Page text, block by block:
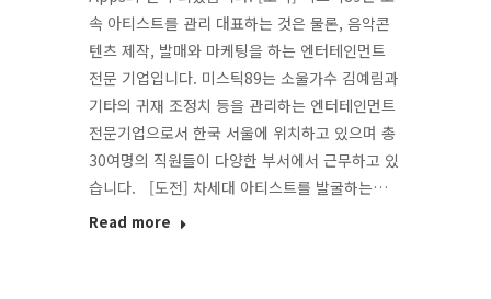
속 아티스트를 관리 대표하는 것은 물론, 음악콘
텐츠 제작, 발매와 마케팅을 하는 엔터테인먼트
전문 기업입니다. 미스틱89는 소울가수 김예림과
기타의 귀재 조정치 등을 관리하는 엔터테인먼트
전문기업으로서 한국 서울에 위치하고 있으며 총
30여명의 직원들이 다양한 부서에서 근무하고 있
습니다. [도전] 차세대 아티스트를 발굴하는…
Read more